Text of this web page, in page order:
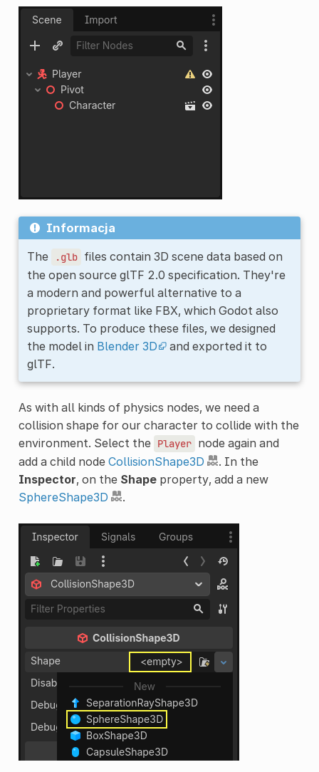
Informacja
The
.glb files contain 3D scene data based on
the open source glTF 2.0 specification. They're
a modern and powerful alternative to a
proprietary format like FBX, which Godot also
supports. To produce these files, we designed
the model in Blender 3D
and exported it to
glTF.
As with all kinds of physics nodes, we need a
collision shape for our character to collide with the
environment. Select the Player node again and
add a child node CollisionShape3D
. In the
Inspector, on the Shapeproperty, add a new
SphereShape3D
.